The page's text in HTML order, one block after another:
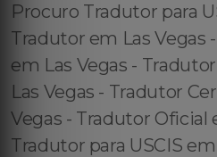
Procuro Tradutor para
Tradutor em Las Vegas
em Las Vegas -
Las Vegas - Tradutor
Vegas - Tradutor Oficial
Tradutor para USCIS